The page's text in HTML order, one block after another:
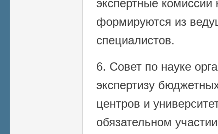
экспертные комиссии
формируются из
специалистов.
6. Совет по науке
экспертизу
центров и
обязательном